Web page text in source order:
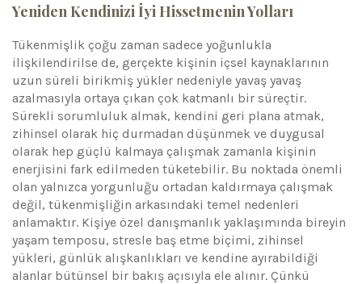
Yeniden Kendinizi İyi Hissetmenin Yolları
Tükenmişlik çoğu zaman sadece yoğunlukla
ilişkilendirilse de, gerçekte kişinin içsel kaynaklarının
uzun süreli birikmiş yükler nedeniyle yavaş yavaş
azalmasıyla ortaya çıkan çok katmanlı bir süreçtir.
Sürekli sorumluluk almak, kendini geri plana atmak,
zihinsel olarak hiç durmadan düşünmek ve duygusal
olarak hep güçlü kalmaya çalışmak zamanla kişinin
enerjisini fark edilmeden tüketebilir. Bu noktada önemli
olan yalnızca yorgunluğu ortadan kaldırmaya çalışmak
değil, tükenmişliğin arkasındaki temel nedenleri
anlamaktır. Kişiye özel danışmanlık yaklaşımında bireyin
yaşam temposu, stresle baş etme biçimi, zihinsel
yükleri, günlük alışkanlıkları ve kendine ayırabildiği
alanlar bütünsel bir bakış açısıyla ele alınır. Çünkü